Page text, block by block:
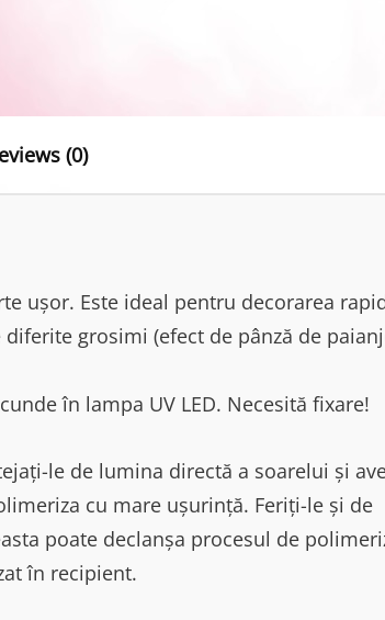
(0)
ușor. Este ideal pentru decorarea
grosimi (efect de pânză de
în lampa UV LED. Necesită fixare!
le de lumina directă a soarelui și
cu mare ușurință. Feriți-le și de
poate declanșa procesul de
în recipient.